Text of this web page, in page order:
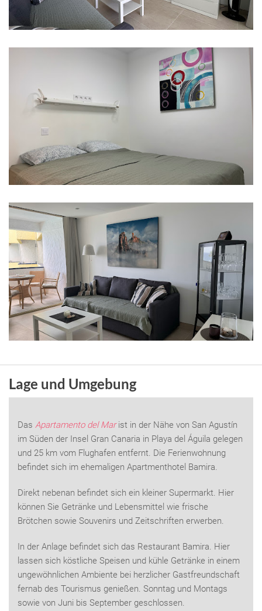
Lage und Umgebung
Das Apartamento del Marist in der Nähe von San Agustín
im Süden der Insel Gran Canaria in Playa del Águila gelegen
und 25 km vom Flughafen entfernt. Die Ferienwohnung
befindet sich im ehemaligen Apartmenthotel Bamira.
Direkt nebenan befindet sich ein kleiner Supermarkt. Hier
können Sie Getränke und Lebensmittel wie frische
Brötchen sowie Souvenirs und Zeitschriften erwerben.
In der Anlage befindet sich das Restaurant Bamira. Hier
lassen sich köstliche Speisen und kühle Getränke in einem
ungewöhnlichen Ambiente bei herzlicher Gastfreundschaft
fernab des Tourismus genießen. Sonntag und Montags
sowie von Juni bis September geschlossen.